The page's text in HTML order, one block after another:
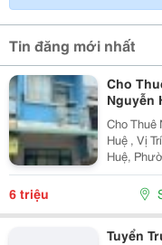
Tin đăng mới nhất
Cho
Nguyễn
Cho Thuê
Huệ , Vị
Huệ,
Phường
Triệu/
6 triệu
Tuyển